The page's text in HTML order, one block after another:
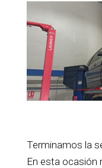
Terminamos la
En esta ocasión